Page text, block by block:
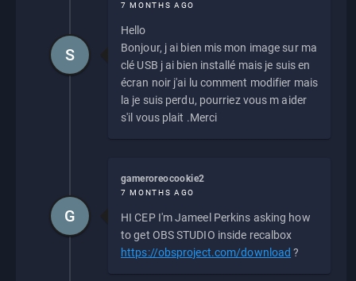
7 MONTHS AGO
Hello
Bonjour, j ai bien mis mon image sur ma
clé USB j ai bien installé mais je suis en
écran noir j'ai lu comment modifier mais
la je suis perdu, pourriez vous m aider
s'il vous plait .Merci
S
gameroreocookie2
7 MONTHS AGO
HI CEP I'm Jameel Perkins asking how
to get OBS STUDIO inside recalbox
https://obsproject.com/download ?
G